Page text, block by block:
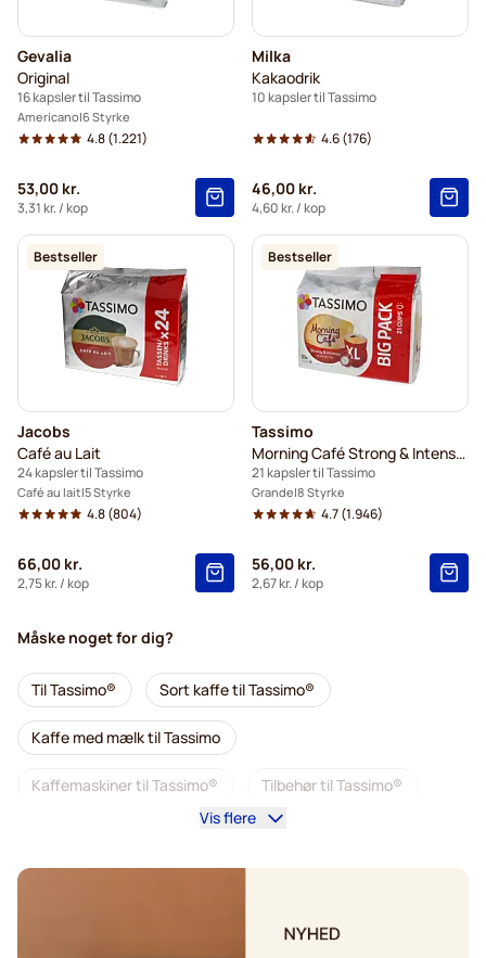
Gevalia
Original
16 kapsler til Tassimo
Americano 6 Styrke
4.8(1.221)
53,00 kr.
3,31 kr./ kop
Milka
Kakaodrik
10 kapsler til Tassimo
4.6(176)
46,00 kr.
4,60 kr./ kop
Bestseller
Jacobs
Café au Lait
24 kapsler til Tassimo
Café au lait 5 Styrke
4.8(804)
66,00 kr.
2,75 kr./ kop
Bestseller
Tassimo
Morning Café Strong & Intense XL
21 kapsler til Tassimo
Grande 8 Styrke
4.7(1.946)
56,00 kr.
2,67 kr./ kop
Måske noget for dig?
Til Tassimo® Sort kaffe til Tassimo®
Kaffe med mælk til Tassimo
Kaffemaskiner til Tassimo® Tilbehør til Tassimo®
Vis flere